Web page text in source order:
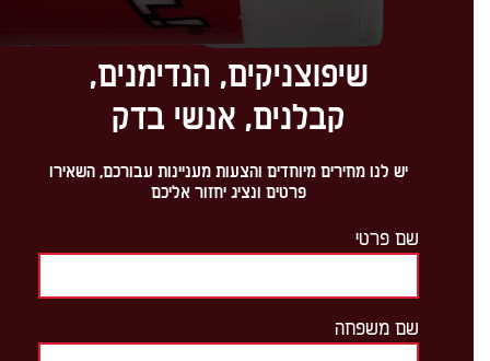
שיפוצניקים, הנדימנים,
קבלנים, אנשי בדק
יש לנו מחירים מיוחדים והצעות מעניינות עבורכם, השאירו
פרטים ונציג יחזור אליכם
שם פרטי
שם משפחה